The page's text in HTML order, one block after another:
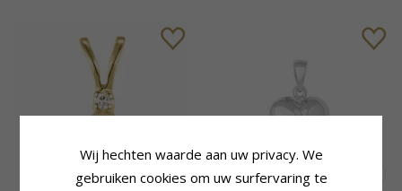
Wij hechten waarde aan uw privacy. We
gebruiken cookies om uw surfervaring te